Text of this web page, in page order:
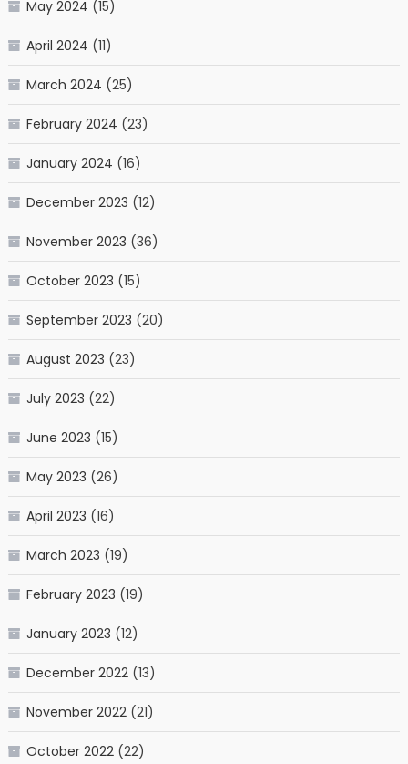
May 2024 (15)
April 2024 (11)
March 2024 (25)
February 2024 (23)
January 2024 (16)
December 2023 (12)
November 2023 (36)
October 2023 (15)
September 2023 (20)
August 2023 (23)
July 2023 (22)
June 2023 (15)
May 2023 (26)
April 2023 (16)
March 2023 (19)
February 2023 (19)
January 2023 (12)
December 2022(13)
November 2022(21)
October 2022(22)